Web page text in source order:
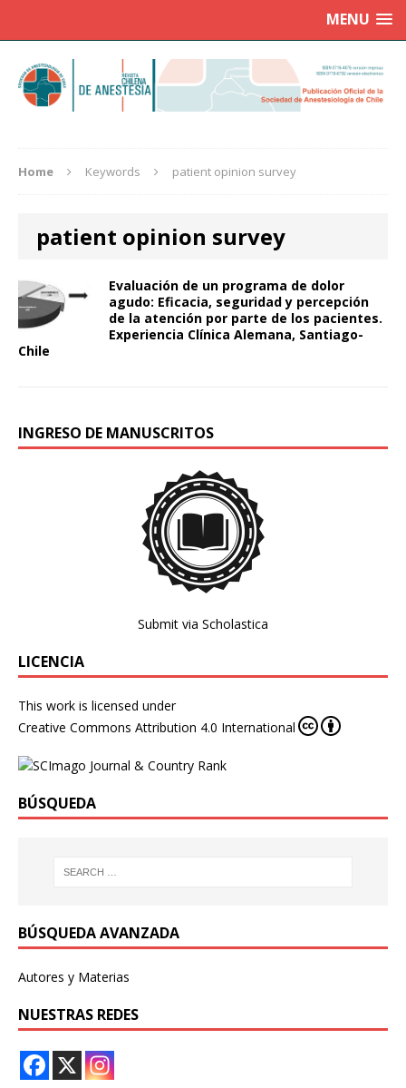
MENU
Home Keywords patient opinion survey
patient opinion survey
Evaluación de un programa de dolor
agudo: Eficacia, seguridad y percepción
de la atención por parte de los pacientes.
Experiencia Clínica Alemana, Santiago-
Chile
INGRESO DE MANUSCRITOS
Submit via Scholastica
LICENCIA
This work is licensed under
Creative Commons Attribution 4.0 International
BÚSQUEDA
BÚSQUEDA AVANZADA
Autores y Materias
NUESTRAS REDES